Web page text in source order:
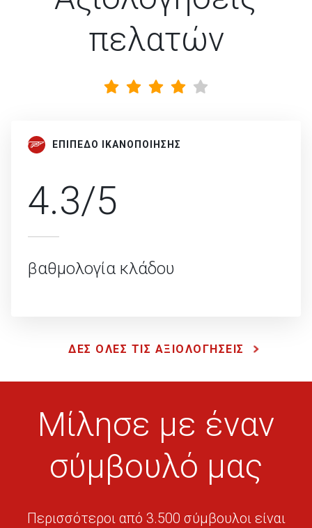
πελατών
ΕΠΙΠΕΔΟ ΙΚΑΝΟΠΟΙΗΣΗΣ
4.3/5
βαθμολογία κλάδου
ΔΕΣ ΟΛΕΣ ΤΙΣ ΑΞΙΟΛΟΓΗΣΕΙΣ
Μίλησε με έναν
σύμβουλό μας
Περισσότεροι από 3.500 σύμβουλοι είναι